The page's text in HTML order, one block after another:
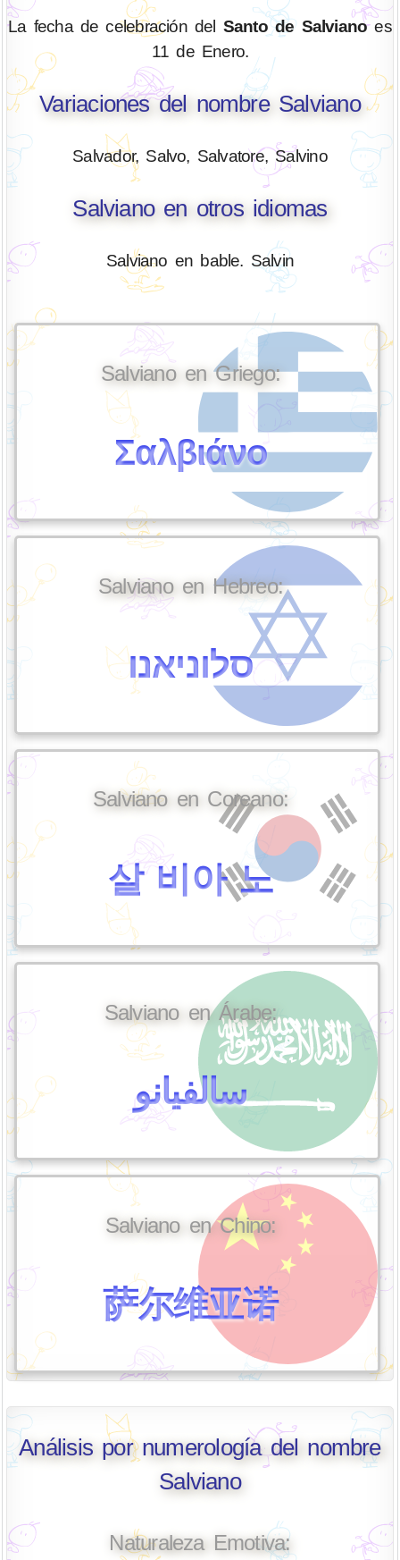
La fecha de celebración del Santo de Salvianoes
11 de Enero.
Variaciones del nombre Salviano
Salvador, Salvo, Salvatore, Salvino
Salviano en otros idiomas
Salviano en bable. Salvin
Salviano en Griego:
Σαλβιάνο
Salviano en Hebreo:
סלוניאנו
Salviano en Coreano:
살 비아 노
Salviano en Árabe:
سالفيانو
Salviano en Chino:
萨尔维亚诺
Análisis por numerología del nombre
Salviano
Naturaleza Emotiva: